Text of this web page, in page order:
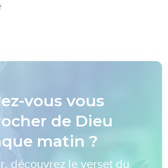
vous vous
de Dieu
matin ?
découvrez le verset du